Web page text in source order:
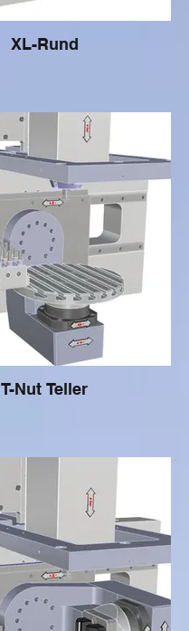
XL-Rund
T-Nut Teller